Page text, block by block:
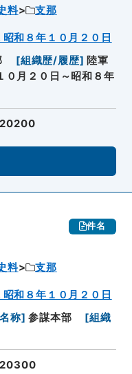
料
支那
和８年１０月２０日
[組織歴/履歴] 陸軍
０月２０日～昭和８年
件名
料
支那
和８年１０月２０日
称] 参謀本部 [組織